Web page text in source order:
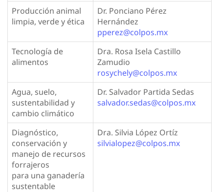
Producción animal
limpia, verde y ética
Dr. Ponciano Pérez
Hernández
pperez@colpos.mx
Tecnología de
alimentos
Dra. Rosa Isela Castillo
Zamudio
rosychely@colpos.mx
Agua, suelo,
sustentabilidad y
cambio climático
Dr. Salvador Partida Sedas
salvador.sedas@colpos.mx
Diagnóstico,
conservación y
manejo de recursos
forrajeros
para una ganadería
sustentable
Dra. Silvia López Ortíz
silvialopez@colpos.mx